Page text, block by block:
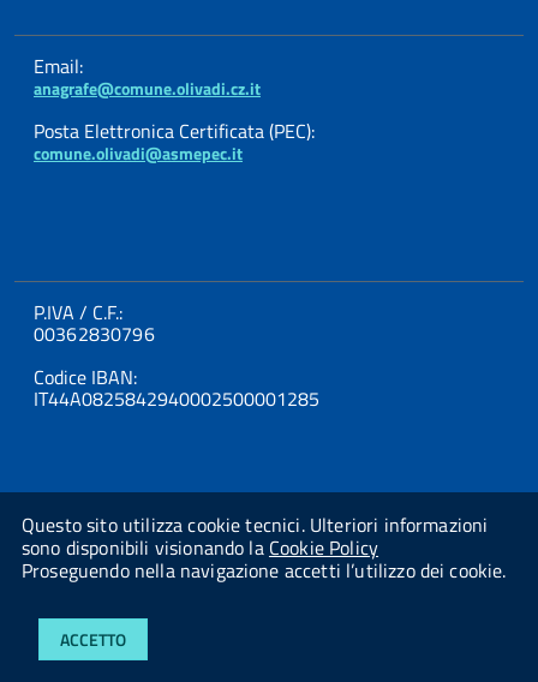
Questo sito utilizza cookie tecnici. Ulteriori informazioni
sono disponibili visionando la Cookie Policy
Proseguendo nella navigazione accetti l’utilizzo dei cookie.
ACCETTO
Email:
anagrafe@comune.olivadi.cz.it
Posta Elettronica Certificata (PEC):
comune.olivadi@asmepec.it
P.IVA / C.F.:
00362830796
Codice IBAN:
IT44A0825842940002500001285